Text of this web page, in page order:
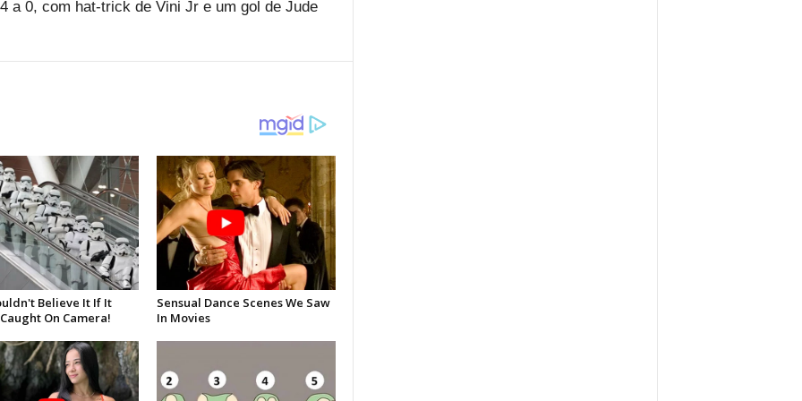
a 0, com hat-trick de Vini Jr e um gol de Jude